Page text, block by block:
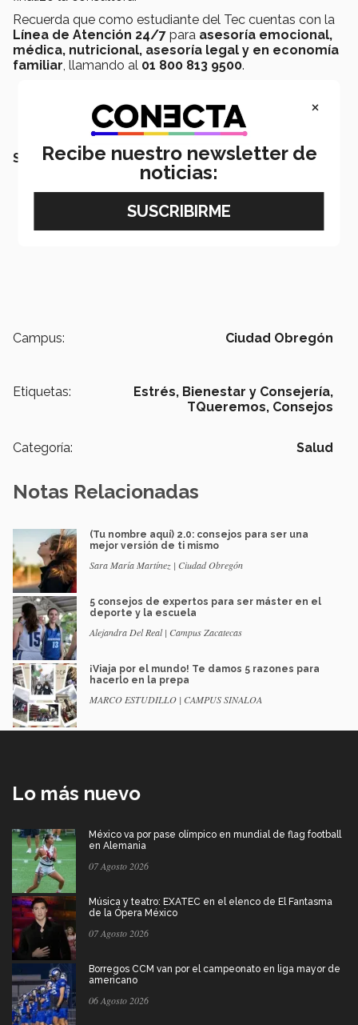
Recuerda que como estudiante del Tec cuentas con la
Línea de Atención 24/7 para asesoría emocional,
médica, nutricional, asesoría legal y en economía
familiar, llamando al 01 800 813 9500.
SEGURAMENTE QUERRÁS LEER TAMBIÉN:
Campus: Ciudad Obregón
Etiquetas: Estrés, Bienestar y Consejería,
TQueremos, Consejos
Categoría: Salud
Notas Relacionadas
(Tu nombre aquí) 2.0: consejos para ser una
mejor versión de ti mismo
Sara María Martínez | Ciudad Obregón
5 consejos de expertos para ser máster en el
deporte y la escuela
Alejandra Del Real | Campus Zacatecas
¡Viaja por el mundo! Te damos 5 razones para
hacerlo en la prepa
MARCO ESTUDILLO | CAMPUS SINALOA
Lo más nuevo
México va por pase olímpico en mundial de flag football
en Alemania
07 Agosto 2026
Música y teatro: EXATEC en el elenco de El Fantasma
de la Ópera México
07 Agosto 2026
Borregos CCM van por el campeonato en liga mayor de
americano
06 Agosto 2026
×
Recibe nuestro newsletter de
noticias: